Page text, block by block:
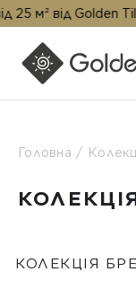
Tile
Головна
КОЛЕКЦІЯ